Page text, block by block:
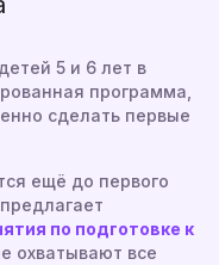
5 и 6 лет в
программа,
сделать первые
ещё до первого
предлагает
по подготовке к
охватывают все